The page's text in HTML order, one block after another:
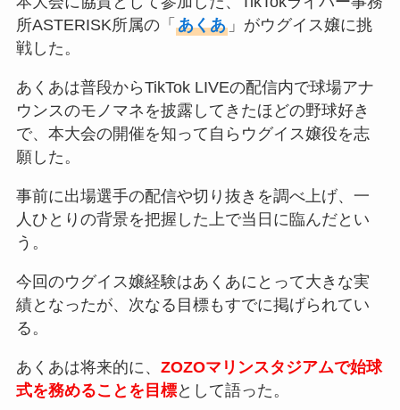
所ASTERISK所属の「 あくあ」がウグイス嬢に挑
戦した。
あくあは普段からTikTok LIVEの配信内で球場アナ
ウンスのモノマネを披露してきたほどの野球好き
で、本大会の開催を知って自らウグイス嬢役を志
願した。
事前に出場選手の配信や切り抜きを調べ上げ、一
人ひとりの背景を把握した上で当日に臨んだとい
う。
今回のウグイス嬢経験はあくあにとって大きな実
績となったが、次なる目標もすでに掲げられてい
る。
あくあは将来的に、 ZOZOマリンスタジアムで始球
式を務めることを目標として語った。